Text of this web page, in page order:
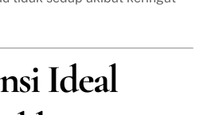
Ideal